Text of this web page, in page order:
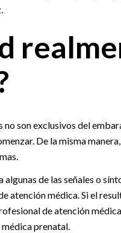
son exclusivos del
De la misma
de las señales o
atención médica. Si el
de atención
prenatal.